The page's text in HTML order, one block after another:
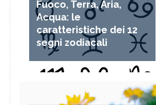
Fuoco, Terra, Aria,
Acqua: le
caratteristiche dei 12
segni zodiacali